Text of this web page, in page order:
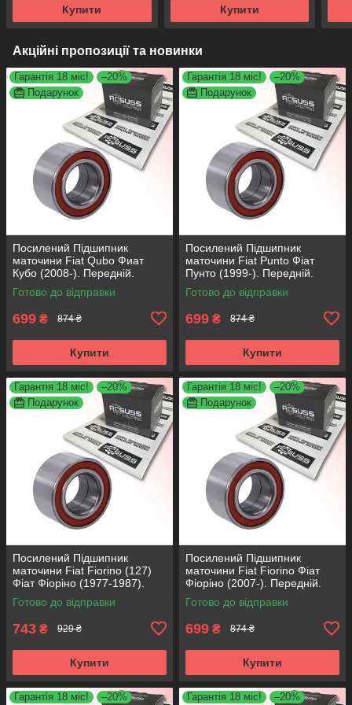
Купити Купити
Акційні пропозиції та новинки
Гарантія 18 міс!
–20%
Подарунок
Посилений Підшипник
маточини Fiat Qubo Фиат
Кубо (2008-). Передній.
АКСУСС Корея! VKBA3538 ,
R158.44 , 713690750
Готово до відправки
699 ₴ 874 ₴
Купити
Гарантія 18 міс!
–20%
Подарунок
Посилений Підшипник
маточини Fiat Punto Фіат
Пунто (1999-). Передній.
АКСУСС Корея! VKBA3538 ,
R158.44 , 713690750
Готово до відправки
699 ₴ 874 ₴
Купити
Гарантія 18 міс!
–20%
Подарунок
Посилений Підшипник
маточини Fiat Fiorino (127)
Фіат Фіоріно (1977-1987).
Передній. АКСУСС Корея!
VKBA1410 , R182.60 ,
Готово до відправки
743 ₴ 929 ₴
Купити
Гарантія 18 міс!
–20%
Подарунок
Посилений Підшипник
маточини Fiat Fiorino Фіат
Фіоріно (2007-). Передній.
АКСУСС Корея! VKBA3538 ,
R158.44 , 713690750
Готово до відправки
699 ₴ 874 ₴
Купити
Гарантія 18 міс!
–20%
Гарантія 18 міс!
–20%